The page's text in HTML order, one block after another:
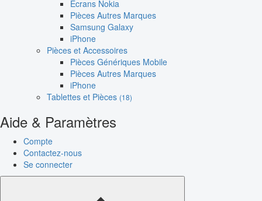
Écrans Nokia
Pièces Autres Marques
Samsung Galaxy
iPhone
Pièces et Accessoires
Pièces Génériques Mobile
Pièces Autres Marques
iPhone
Tablettes et Pièces (18)
Aide & Paramètres
Compte
Contactez-nous
Se connecter